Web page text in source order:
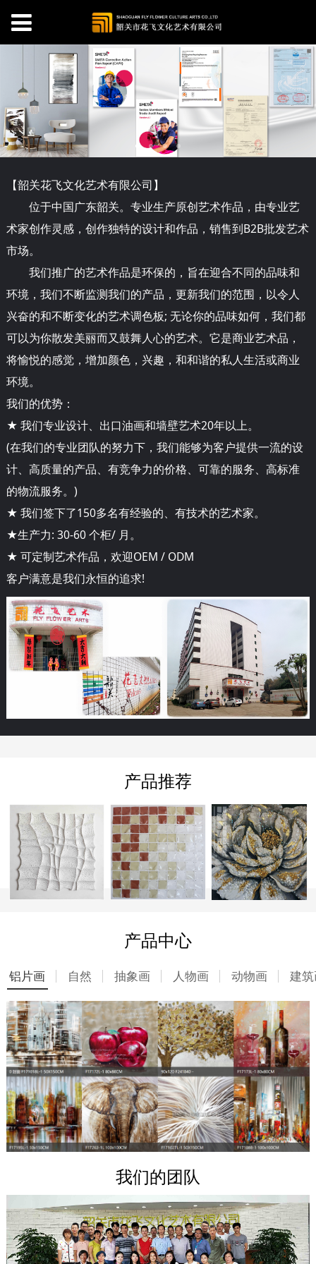
【韶关花飞文化艺术有限公司】
位于中国广东韶关。专业生产原创艺术作品，由专业艺
术家创作灵感，创作独特的设计和作品，销售到B2B批发艺术
市场。
我们推广的艺术作品是环保的，旨在迎合不同的品味和
环境，我们不断监测我们的产品，更新我们的范围，以令人
兴奋的和不断变化的艺术调色板; 无论你的品味如何，我们都
可以为你散发美丽而又鼓舞人心的艺术。它是商业艺术品，
将愉悦的感觉，增加颜色，兴趣，和和谐的私人生活或商业
环境。
我们的优势：
★ 我们专业设计、出口油画和墙壁艺术20年以上。
(在我们的专业团队的努力下，我们能够为客户提供一流的设
计、高质量的产品、有竞争力的价格、可靠的服务、高标准
的物流服务。)
★ 我们签下了150多名有经验的、有技术的艺术家。
★生产力: 30-60 个柜/ 月。
★ 可定制艺术作品，欢迎OEM / ODM
客户满意是我们永恒的追求!
产品推荐
产品中心
铝片画 自然 抽象画 人物画 动物画 建
我们的团队